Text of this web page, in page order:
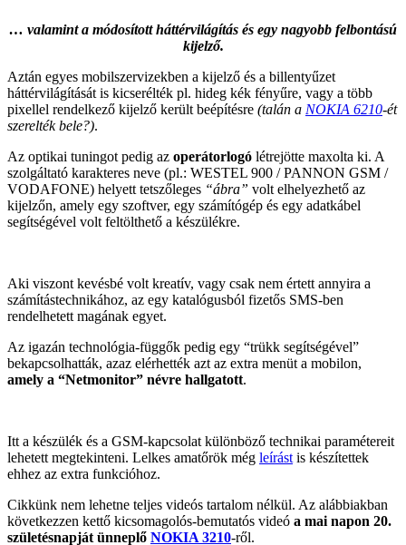
… valamint a módosított háttérvilágítás és egy nagyobb felbontású
kijelző.
Aztán egyes mobilszervizekben a kijelző és a billentyűzet
háttérvilágítását is kicserélték pl. hideg kék fényűre, vagy a több
pixellel rendelkező kijelző került beépítésre (talán a NOKIA 6210-ét
szerelték bele?).
Az optikai tuningot pedig az operátorlogó létrejötte maxolta ki. A
szolgáltató karakteres neve (pl.: WESTEL 900 / PANNON GSM /
VODAFONE) helyett tetszőleges “ábra” volt elhelyezhető az
kijelzőn, amely egy szoftver, egy számítógép és egy adatkábel
segítségével volt feltölthető a készülékre.
Aki viszont kevésbé volt kreatív, vagy csak nem értett annyira a
számítástechnikához, az egy katalógusból fizetős SMS-ben
rendelhetett magának egyet.
Az igazán technológia-függők pedig egy “trükk segítségével”
bekapcsolhatták, azaz elérhették azt az extra menüt a mobilon,
amely a “Netmonitor” névre hallgatott.
Itt a készülék és a GSM-kapcsolat különböző technikai paramétereit
lehetett megtekinteni. Lelkes amatőrök még leírást is készítettek
ehhez az extra funkcióhoz.
Cikkünk nem lehetne teljes videós tartalom nélkül. Az alábbiakban
következzen kettő kicsomagolós-bemutatós videó a mai napon 20.
születésnapját ünneplő NOKIA 3210-ről.